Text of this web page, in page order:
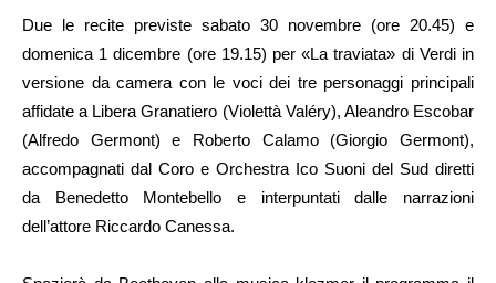
Due le recite previste sabato 30 novembre (ore 20.45) e
domenica 1 dicembre (ore 19.15) per «La traviata» di Verdi in
versione da camera con le voci dei tre personaggi principali
affidate a Libera Granatiero (Violettà Valéry), Aleandro Escobar
(Alfredo Germont) e Roberto Calamo (Giorgio Germont),
accompagnati dal Coro e Orchestra Ico Suoni del Sud diretti
da Benedetto Montebello e interpuntati dalle narrazioni
dell’attore Riccardo Canessa.